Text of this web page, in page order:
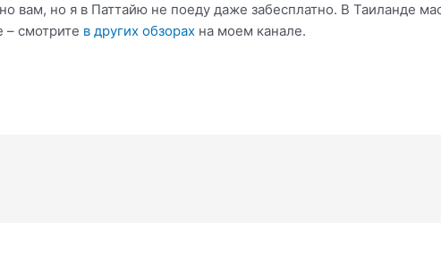
вам, но я в Паттайю не поеду даже забесплатно. В Таиланде
– смотрите в других обзорах на моем канале.